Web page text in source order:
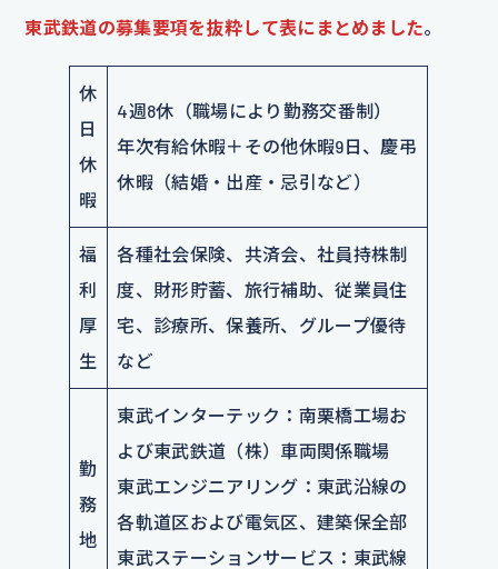
東武鉄道の募集要項を抜粋して表にまとめました。
休
日
休
暇
4週8休（職場により勤務交番制）
年次有給休暇＋その他休暇9日、慶弔
休暇（結婚・出産・忌引など）
福
利
厚
生
各種社会保険、共済会、社員持株制
度、財形貯蓄、旅行補助、従業員住
宅、診療所、保養所、グループ優待
など
勤
務
地
東武インターテック：南栗橋工場お
よび東武鉄道（株）車両関係職場
東武エンジニアリング：東武沿線の
各軌道区および電気区、建築保全部
東武ステーションサービス：東武線